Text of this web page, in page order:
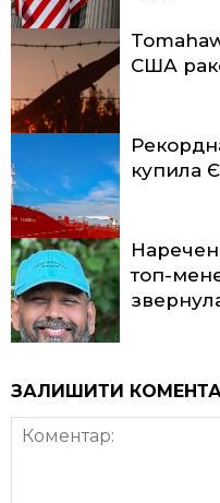
США
купила
топ-
ЗАЛИШИТИ